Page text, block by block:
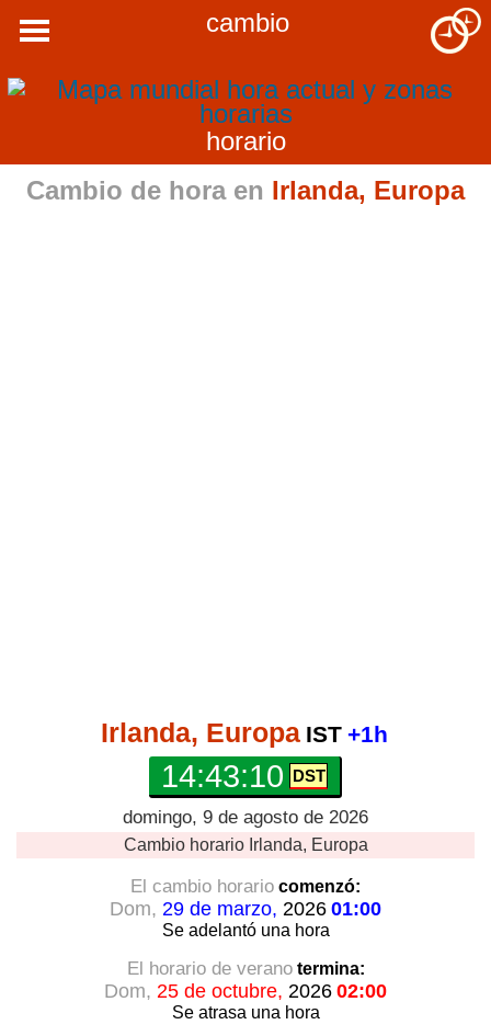
cambio
horario
Cambio de hora en Irlanda, Europa
Irlanda, Europa IST +1h
14:43:10
domingo, 9 de agosto de 2026
Cambio horario Irlanda, Europa
El cambio horario comenzó:
Dom, 29 de marzo, 2026 01:00
Se adelantó una hora
El horario de veranotermina:
Dom, 25 de octubre, 2026 02:00
Se atrasa una hora